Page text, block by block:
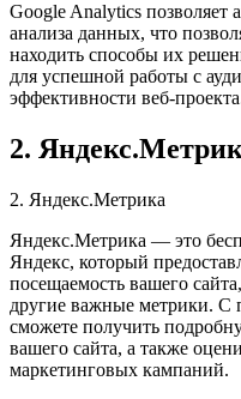
Google Analytics позволяет
анализа данных, что
находить способы их
для успешной работы с
эффективности веб-
2.
2. Яндекс.Метрика
Яндекс.Метрика — это
Яндекс, который
посещаемость вашего
другие важные метрики. С
сможете получить
вашего сайта, а также
маркетинговых кампаний.